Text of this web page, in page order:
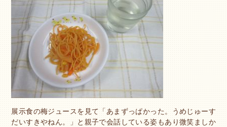
展示食の梅ジュースを見て「あまずっぱかった。うめじゅーす
だいすきやねん。」と親子で会話している姿もあり微笑ましか